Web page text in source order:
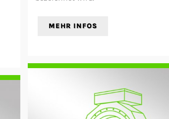
MEHR INFOS